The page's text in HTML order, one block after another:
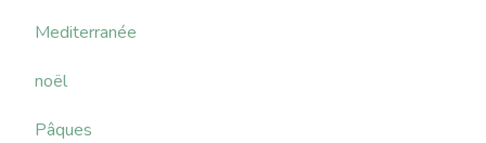
Mediterranée
noël
Pâques